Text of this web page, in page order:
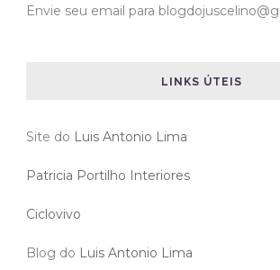
Envie seu email para
LINKS ÚTEIS
Site do Luis Antonio Lima
Patricia Portilho Interiores
Ciclovivo
Blog do Luis Antonio Lima